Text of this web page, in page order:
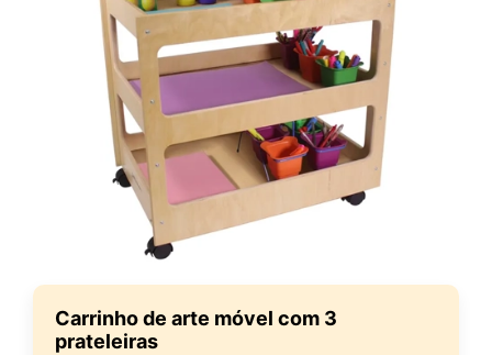
Carrinho de arte móvel com 3
prateleiras